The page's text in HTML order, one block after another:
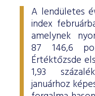
A lendületes
index
amelynek
87 146,6
Értéktőzsde
1,93
januárhoz